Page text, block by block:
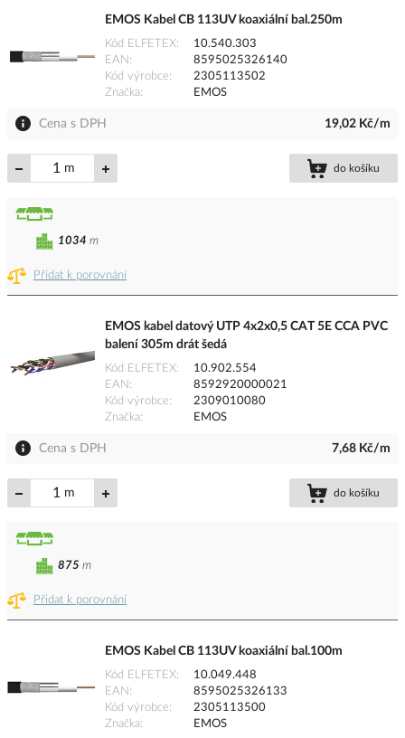
EMOS Kabel CB 113UV koaxiální bal.250m
Kód ELFETEX
10.540.303
EAN
8595025326140
Kód výrobce
2305113502
Značka
EMOS
Cena s DPH 19,02 Kč/m
m do košíku
Přidat k porovnání
1034 m
EMOS kabel datový UTP 4x2x0,5 CAT 5E CCA PVC
balení 305m drát šedá
Kód ELFETEX
10.902.554
EAN
8592920000021
Kód výrobce
2309010080
Značka
EMOS
Cena s DPH 7,68 Kč/m
m do košíku
Přidat k porovnání
875 m
EMOS Kabel CB 113UV koaxiální bal.100m
Kód ELFETEX
10.049.448
EAN
8595025326133
Kód výrobce
2305113500
Značka
EMOS